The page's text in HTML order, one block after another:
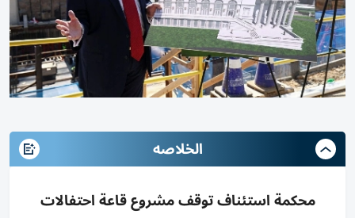
الخلاصه
محكمة استئناف توقف مشروع قاعة احتفالات